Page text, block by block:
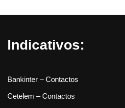
Indicativos:
Bankinter – Contactos
Cetelem – Contactos